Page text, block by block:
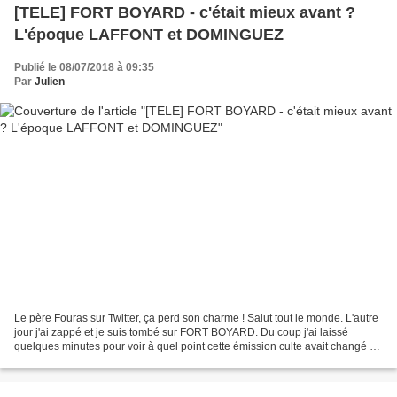
[TELE] FORT BOYARD - c'était mieux avant ?
L'époque LAFFONT et DOMINGUEZ
Publié le 08/07/2018 à 09:35
Par Julien
Le père Fouras sur Twitter, ça perd son charme ! Salut tout le monde. L'autre
jour j'ai zappé et je suis tombé sur FORT BOYARD. Du coup j'ai laissé
quelques minutes pour voir à quel point cette émission culte avait changé ou